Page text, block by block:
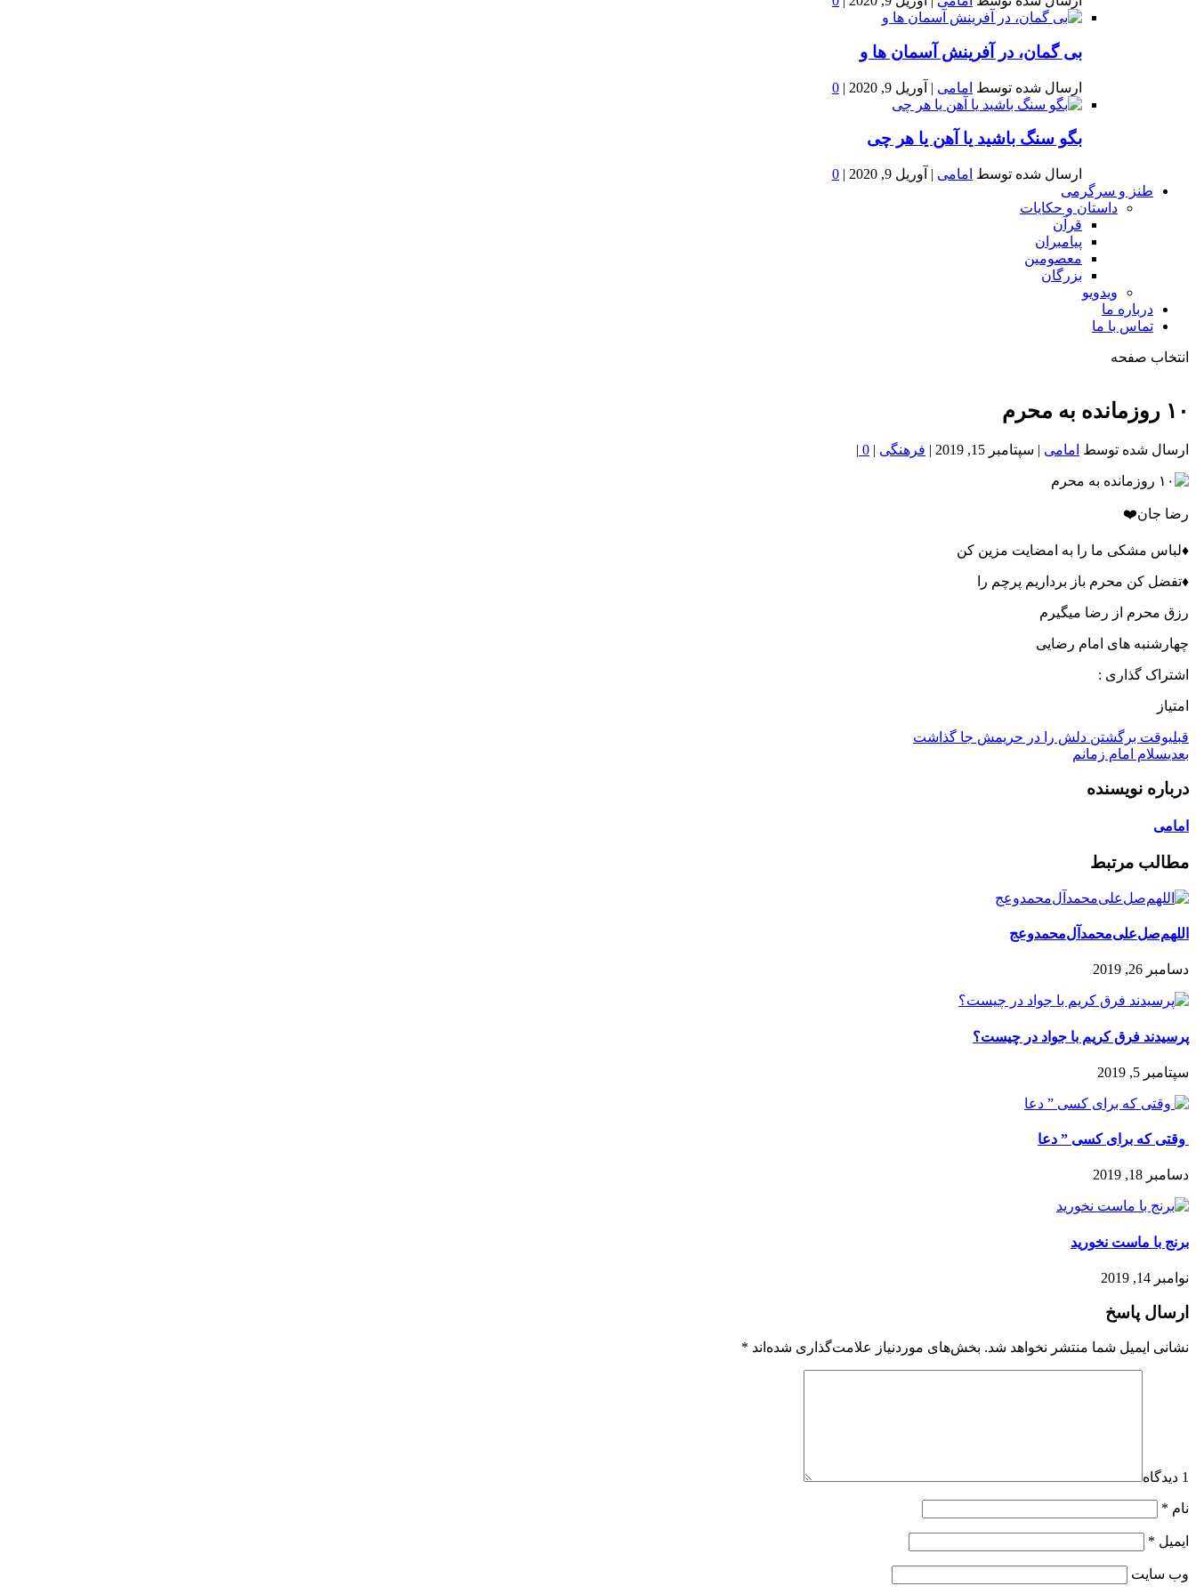
بى گمان، در آفرينش آسمان ها و
ارسال شده توسط امامی | آوریل 9, 2020 |
0
بگو سنگ باشید یا آهن یا هر چی
ارسال شده توسط امامی | آوریل 9, 2020 |
0
طنز و سرگرمی
داستان و حکایات
قرآن
پیامبران
معصومین
بزرگان
ویدویو
درباره ما
تماس با ما
انتخاب صفحه
خون
شمال
۱۰ روزمانده به محرم
ارسال شده توسط امامی | سپتامبر 15, 2019 | فرهنگی |
0
|
رضا جان❤️
♦️لباس مشکی ما را به امضایت مزین کن
♦️تفضل کن محرم باز برداریم پرچم را
رزق محرم از رضا میگیرم
چهارشنبه های امام رضایی
اشتراک گذاری :
امتیاز
قبلیوقت برگشتن دلش را در حریمش جا گذاشت
بعدیسلام امام زمانم
درباره نویسنده
امامی
مطالب مرتبط
اللهم‌صل‌علی‌محمد‌آل‌محمد‌وعج
دسامبر 26, 2019
پرسیدند فرق کریم با جواد در چیست؟
سپتامبر 5, 2019
️ وقتی که برای کسی ” دعا
دسامبر 18, 2019
برنج با ماست نخورید
نوامبر 14, 2019
ارسال پاسخ
نشانی ایمیل شما منتشر نخواهد شد. بخش‌های موردنیاز علامت‌گذاری شده‌اند *
1 دیدگاه
نام *
ایمیل *
وب‌ سایت